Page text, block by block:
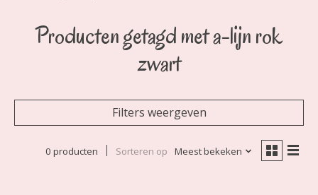
Producten getagd met a-lijn rok
zwart
Filters weergeven
0 producten Sorteren op Meest bekeken